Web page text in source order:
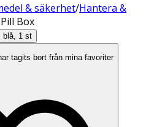
& säkerhet/Hantera &
Box
tagits bort från mina favoriter